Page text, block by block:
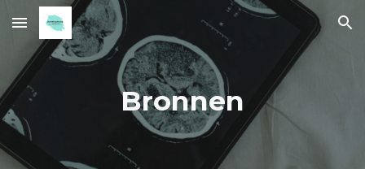
Skip to main content Skip to navigation
Bronnen